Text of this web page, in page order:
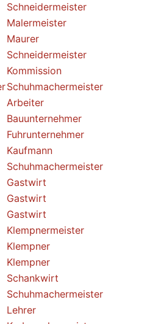
Schneidermeister
Malermeister
Maurer
Schneidermeister
Kommission
Schuhmachermeister
Arbeiter
Bauunternehmer
Fuhrunternehmer
Kaufmann
Schuhmachermeister
Gastwirt
Gastwirt
Gastwirt
Klempnermeister
Klempner
Klempner
Schankwirt
Schuhmachermeister
Lehrer